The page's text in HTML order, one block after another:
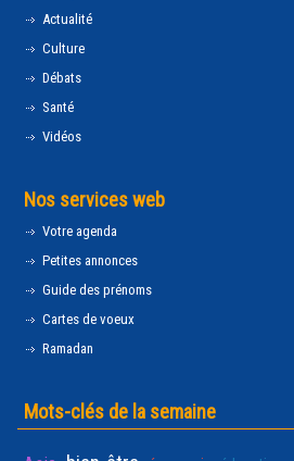
Actualité
Culture
Débats
Santé
Vidéos
Nos services web
Votre agenda
Petites annonces
Guide des prénoms
Cartes de voeux
Ramadan
Mots-clés de la semaine